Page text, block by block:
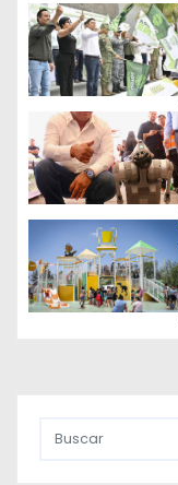
g
a
c
i
ó
n
d